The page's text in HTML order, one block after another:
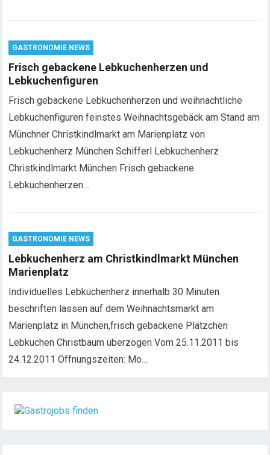
GASTRONOMIE NEWS
Frisch gebackene Lebkuchenherzen und
Lebkuchenfiguren
Frisch gebackene Lebkuchenherzen und weihnachtliche
Lebkuchenfiguren feinstes Weihnachtsgebäck am Stand am
Münchner Christkindlmarkt am Marienplatz von
Lebkuchenherz München Schifferl Lebkuchenherz
Christkindlmarkt München Frisch gebackene
Lebkuchenherzen…
GASTRONOMIE NEWS
Lebkuchenherz am Christkindlmarkt München
Marienplatz
Individuelles Lebkuchenherz innerhalb 30 Minuten
beschriften lassen auf dem Weihnachtsmarkt am
Marienplatz in München,frisch gebackene Plätzchen
Lebkuchen Christbaum überzogen Vom 25.11.2011 bis
24.12.2011 Öffnungszeiten: Mo…